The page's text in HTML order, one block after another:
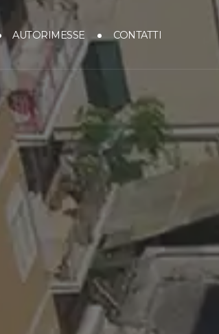
AUTORIMESSE CONTATTI